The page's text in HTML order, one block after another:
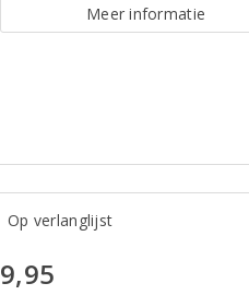
Meer informatie
Op verlanglijst
9,95